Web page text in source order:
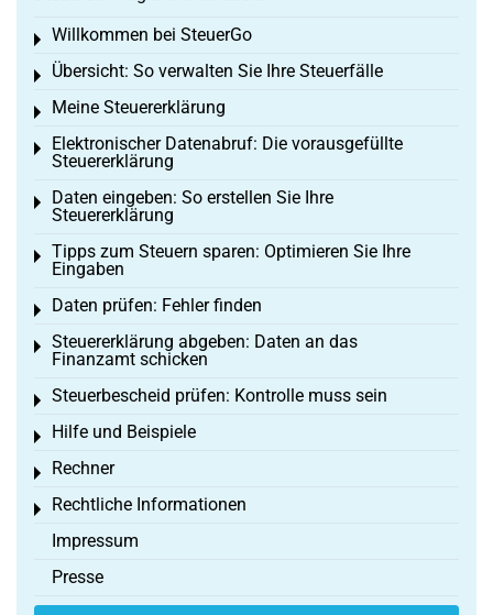
Willkommen bei SteuerGo
Toggle menu
Übersicht: So verwalten Sie Ihre Steuerfälle
Toggle menu
Meine Steuererklärung
Toggle menu
Elektronischer Datenabruf: Die vorausgefüllte
Steuererklärung
Toggle menu
Daten eingeben: So erstellen Sie Ihre
Steuererklärung
Toggle menu
Tipps zum Steuern sparen: Optimieren Sie Ihre
Eingaben
Toggle menu
Daten prüfen: Fehler finden
Toggle menu
Steuererklärung abgeben: Daten an das
Finanzamt schicken
Toggle menu
Steuerbescheid prüfen: Kontrolle muss sein
Toggle menu
Hilfe und Beispiele
Toggle menu
Rechner
Toggle menu
Rechtliche Informationen
Toggle menu
Impressum
Presse